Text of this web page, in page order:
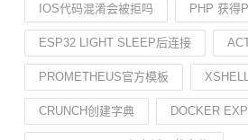
IOS代码混淆会被拒吗 PHP 获得
ESP32 LIGHT SLEEP后连接
PROMETHEUS官方模板
CRUNCH创建字典 DOCKER